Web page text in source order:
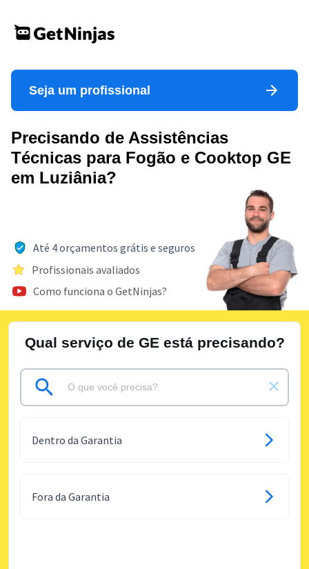
Seja um profissional
Precisando de Assistências
Técnicas para Fogão e Cooktop GE
em Luziânia?
Até 4 orçamentos grátis e seguros
Profissionais avaliados
Como funciona o GetNinjas?
Qual serviço de GE está precisando?
Dentro da Garantia
Fora da Garantia